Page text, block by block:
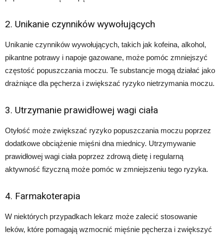
2. Unikanie czynników wywołujących
Unikanie czynników wywołujących, takich jak kofeina, alkohol,
pikantne potrawy i napoje gazowane, może pomóc zmniejszyć
częstość popuszczania moczu. Te substancje mogą działać jako
drażniące dla pęcherza i zwiększać ryzyko nietrzymania moczu.
3. Utrzymanie prawidłowej wagi ciała
Otyłość może zwiększać ryzyko popuszczania moczu poprzez
dodatkowe obciążenie mięśni dna miednicy. Utrzymywanie
prawidłowej wagi ciała poprzez zdrową dietę i regularną
aktywność fizyczną może pomóc w zmniejszeniu tego ryzyka.
4. Farmakoterapia
W niektórych przypadkach lekarz może zalecić stosowanie
leków, które pomagają wzmocnić mięśnie pęcherza i zwiększyć